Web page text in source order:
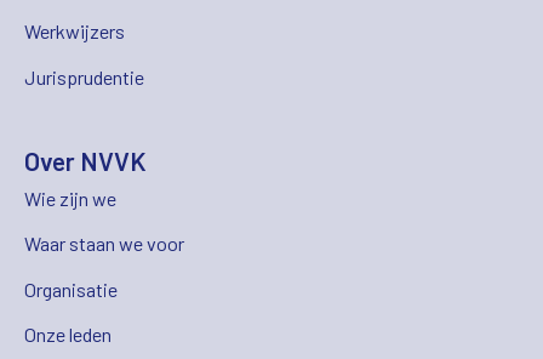
Werkwijzers
Jurisprudentie
Over NVVK
Wie zijn we
Waar staan we voor
Organisatie
Onze leden